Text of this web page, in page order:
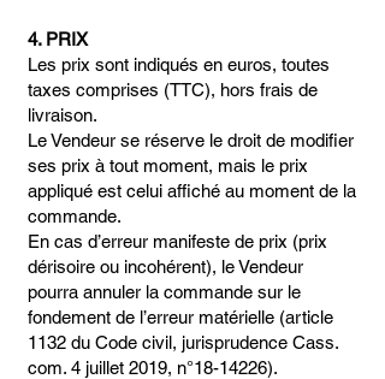
4. PRIX
Les prix sont indiqués en euros, toutes
taxes comprises (TTC), hors frais de
livraison.
Le Vendeur se réserve le droit de modifier
ses prix à tout moment, mais le prix
appliqué est celui affiché au moment de la
commande.
En cas d’erreur manifeste de prix (prix
dérisoire ou incohérent), le Vendeur
pourra annuler la commande sur le
fondement de l’erreur matérielle (article
1132 du Code civil, jurisprudence Cass.
com. 4 juillet 2019, n°18-14226).